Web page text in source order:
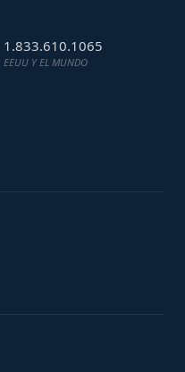
1.833.610.1065
EEUU Y EL MUNDO